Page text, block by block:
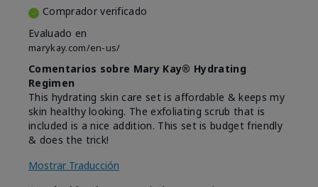
Comprador verificado
Evaluado en
marykay.com/en-us/
Comentarios sobre Mary Kay® Hydrating
Regimen
This hydrating skin care set is affordable & keeps my
skin healthy looking. The exfoliating scrub that is
included is a nice addition. This set is budget friendly
& does the trick!
Mostrar Traducción